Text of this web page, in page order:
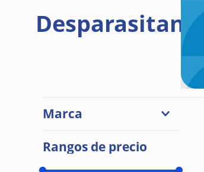
Desparasitantes
Marca
Chalver
Rangos de precio